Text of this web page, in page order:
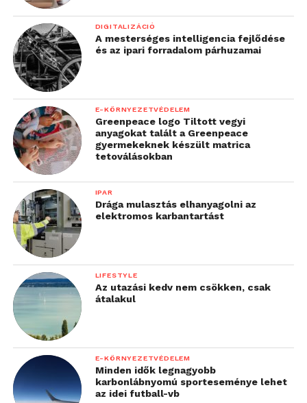
DIGITALIZÁCIÓ
A mesterséges intelligencia fejlődése
és az ipari forradalom párhuzamai
E-KÖRNYEZETVÉDELEM
Greenpeace logo Tiltott vegyi
anyagokat talált a Greenpeace
gyermekeknek készült matrica
tetoválásokban
IPAR
Drága mulasztás elhanyagolni az
elektromos karbantartást
LIFESTYLE
Az utazási kedv nem csökken, csak
átalakul
E-KÖRNYEZETVÉDELEM
Minden idők legnagyobb
karbonlábnyomú sporteseménye lehet
az idei futball-vb